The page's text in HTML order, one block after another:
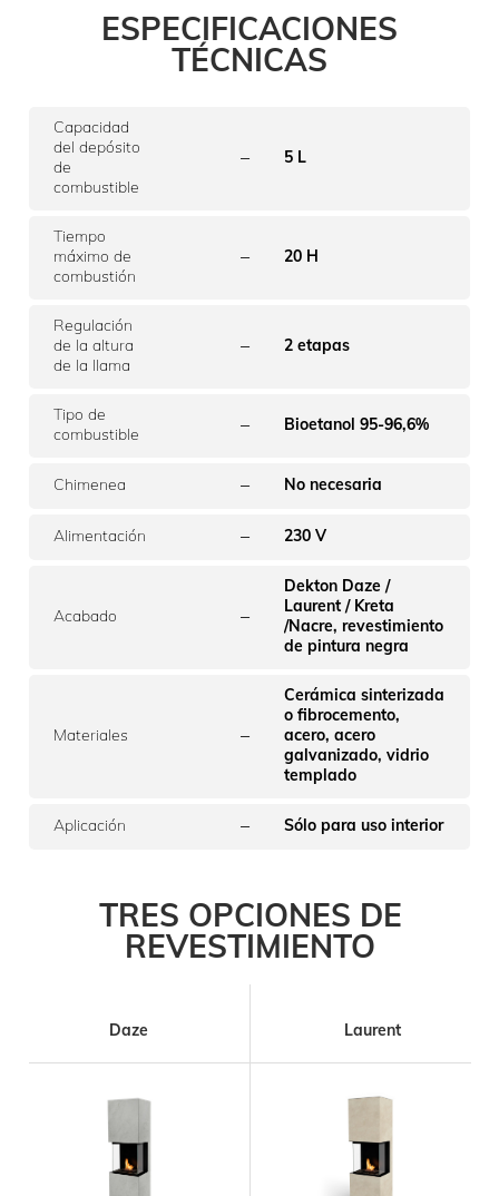
ESPECIFICACIONES
TÉCNICAS
Capacidad
del depósito
de
combustible
– 5 L
Tiempo
máximo de
combustión
– 20 H
Regulación
de la altura
de la llama
– 2 etapas
Tipo de
combustible
– Bioetanol 95-96,6%
Chimenea – No necesaria
Alimentación – 230 V
Acabado –
Dekton Daze /
Laurent / Kreta
/Nacre, revestimiento
de pintura negra
Materiales –
Cerámica sinterizada
o fibrocemento,
acero, acero
galvanizado, vidrio
templado
Aplicación – Sólo para uso interior
TRES OPCIONES DE
REVESTIMIENTO
Daze Laurent